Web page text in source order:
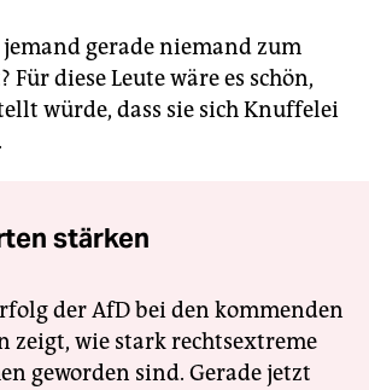
jemand gerade niemand zum
diese Leute wäre es schön,
würde, dass sie sich Knuffelei
stärken
der AfD bei den kommenden
zeigt, wie stark rechtsextreme
geworden sind. Gerade jetzt